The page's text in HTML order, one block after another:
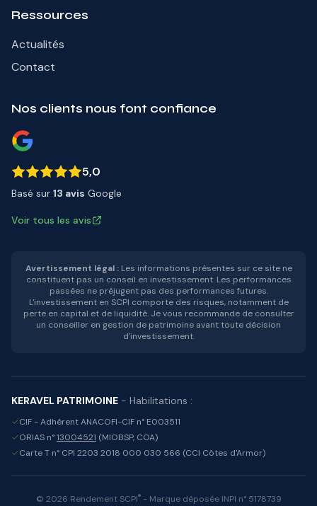
Ressources
Actualités
Contact
Nos clients nous font confiance
5,0
Basé sur 13 avis Google
Voir tous les avis
Avertissement légal :Les informations présentes sur ce site ne
constituent pas un conseil en investissement. Les performances
passées ne préjugent pas des performances futures.
L'investissement en SCPI comporte des risques, notamment de
perte en capital et de liquidité. Je vous recommande de consulter
un conseiller en gestion de patrimoine avant toute décision
d'investissement.
KERAVEL PATRIMOINE - Habilitations :
✓CIF - Adhérent ANACOFI-CIF n° E003511
✓ORIAS n°13004521 (MIOBSP, COA)
✓Carte T n° CPI 2203 2018 000 030 566 (CCI Côtes d'Armor)
© 2026 Rendement SCPI®- Marque déposée INPI n° 5178739